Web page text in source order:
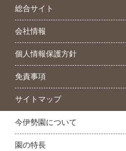
総合サイト
会社情報
個人情報保護方針
免責事項
サイトマップ
今伊勢園について
園の特長